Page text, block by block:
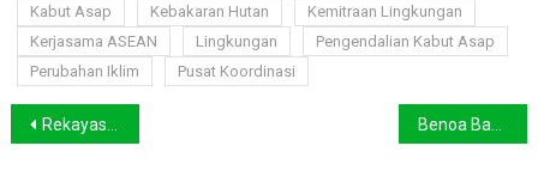
Kabut Asap
Kebakaran Hutan
Kemitraan Lingkungan
Kerjasama ASEAN
Lingkungan
Pengendalian Kabut Asap
Perubahan Iklim
Pusat Koordinasi
Navigasi
Rekayasa Tebu dan Sorgum, Solusi Baru untuk Serap Lebih Banyak Karbon